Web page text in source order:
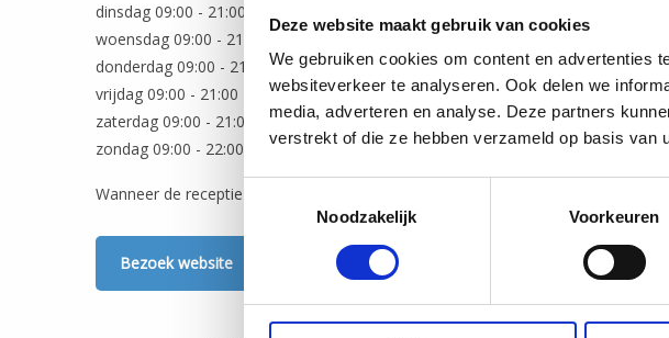
Deze website maakt gebruik van cookies
We gebruiken cookies om content en advertenties
websiteverkeer te analyseren. Ook delen we
media, adverteren en analyse. Deze partners
verstrekt of die ze hebben verzameld op basis van
Noodzakelijk
Voorkeuren
dinsdag 09:00 - 21:00
woensdag 09:00 - 21:00
donderdag 09:00 - 21:00
vrijdag 09:00 - 21:00
zaterdag 09:00 - 21:00
zondag 09:00 - 22:00
Wanneer de receptie gesloten is kunt u voor informatie in ons restaurant terecht.
Bezoek website